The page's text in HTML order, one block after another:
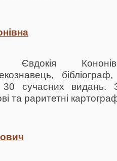
Євдокія
сучасних видань.
та раритетні